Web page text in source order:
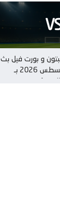
و بورت فيل بث
مباشر بتاريخ 7 أغسطس 2026 بـ
1